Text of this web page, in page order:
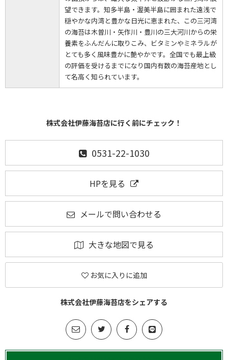
望できます。知多半島・渥美半島に囲まれた遠浅で
穏やかな内湾と豊かな日光に恵まれた、この三河湾
の海苔は木曽川・矢作川・豊川の三大河川からの栄
養素をふんだんに取りこみ、ビタミンやミネラルが
とても多く風味豊かに艶やかです。全国でも最上級
の評価を受けるまでになり国内有数の海苔産地とし
て名高く知られています。
株式会社伊藤海苔店に行く前にチェック！
0531-22-1030
HPを見る
メールで問い合わせる
大きな地図で見る
お気に入りに追加
株式会社伊藤海苔店をシェアする